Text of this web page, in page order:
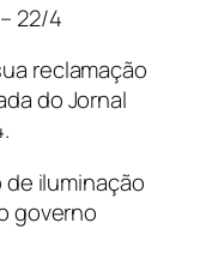
22/4
reclamação
do Jornal
de iluminação
governo